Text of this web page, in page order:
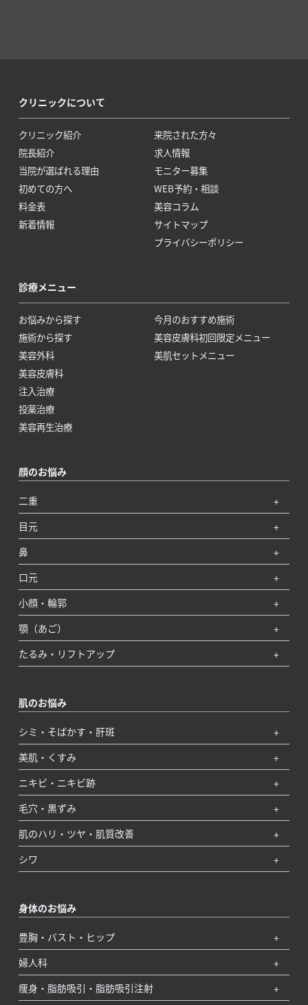
クリニックについて
クリニック紹介
院長紹介
当院が選ばれる理由
初めての方へ
料金表
新着情報
来院された方々
求人情報
モニター募集
WEB予約・相談
美容コラム
サイトマップ
プライバシーポリシー
診療メニュー
お悩みから探す
施術から探す
美容外科
美容皮膚科
注入治療
投薬治療
美容再生治療
今月のおすすめ施術
美容皮膚科初回限定メニュー
美肌セットメニュー
顔のお悩み
二重
目元
鼻
口元
小顔・輪郭
顎（あご）
たるみ・リフトアップ
肌のお悩み
シミ・そばかす・肝斑
美肌・くすみ
ニキビ・ニキビ跡
毛穴・黒ずみ
肌のハリ・ツヤ・肌質改善
シワ
身体のお悩み
豊胸・バスト・ヒップ
婦人科
痩身・脂肪吸引・脂肪吸引注射